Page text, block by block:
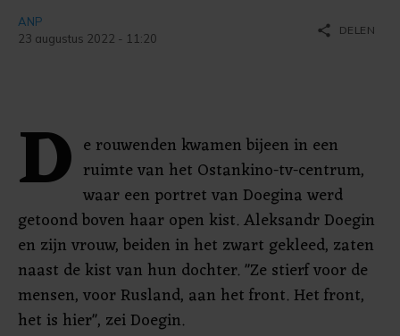
ANP
23 augustus 2022 - 11:20
share DELEN
D e rouwenden kwamen bijeen in een
ruimte van het Ostankino-tv-centrum,
waar een portret van Doegina werd
getoond boven haar open kist. Aleksandr Doegin
en zijn vrouw, beiden in het zwart gekleed, zaten
naast de kist van hun dochter. "Ze stierf voor de
mensen, voor Rusland, aan het front. Het front,
het is hier", zei Doegin.